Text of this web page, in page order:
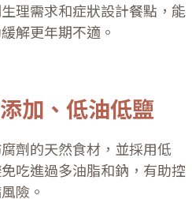
理需求和症狀設計餐點，能
解更年期不適。
加、低油低鹽
劑的天然食材，並採用低
吃進過多油脂和鈉，有助控
險。